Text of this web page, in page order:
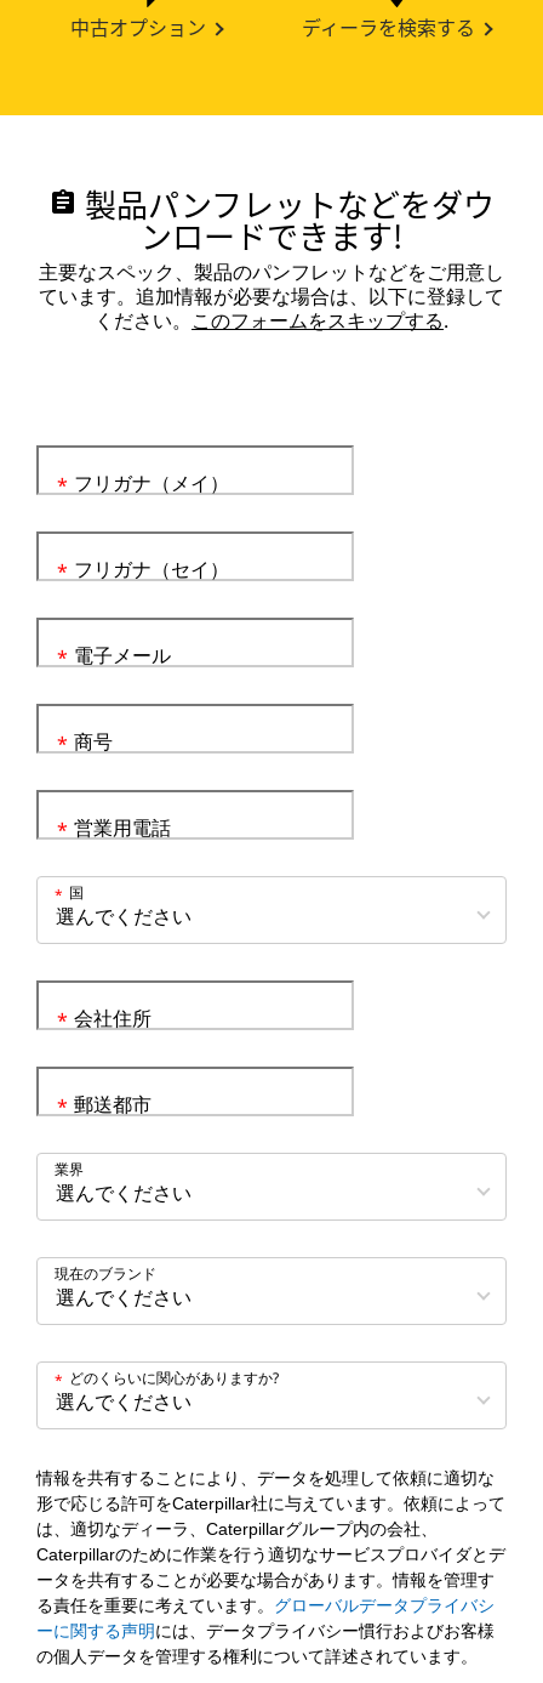
中古オプション ディーラを検索する
assignment 製品パンフレットなどをダウ
ンロードできます!
主要なスペック、製品のパンフレットなどをご用意し
ています。追加情報が必要な場合は、以下に登録して
ください。 このフォームをスキップする.
フリガナ（メイ）
*
フリガナ（セイ）
*
電子メール
*
商号
*
営業用電話
*
国
*
会社住所
*
郵送都市
*
業界
現在のブランド
どのくらいに関心がありますか?
*
情報を共有することにより、データを処理して依頼に適切な
形で応じる許可をCaterpillar社に与えています。依頼によって
は、適切なディーラ、Caterpillarグループ内の会社、
Caterpillarのために作業を行う適切なサービスプロバイダとデ
ータを共有することが必要な場合があります。情報を管理す
る責任を重要に考えています。 グローバルデータプライバシ
ーに関する声明には、データプライバシー慣行およびお客様
の個人データを管理する権利について詳述されています。